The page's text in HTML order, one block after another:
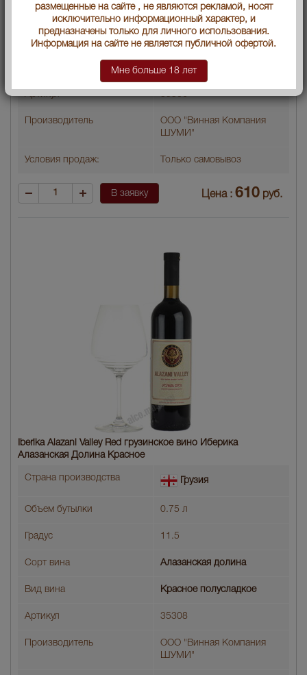
Сорт вина Напареули
Год производства 2016
Красное сухое
Артикул 35306
Производитель
ООО "Винная Компания
ШУМИ"
Условия продаж: Только самовывоз
В заявку Цена : 610 руб.
Iberika Alazani Valley Red грузинское вино Иберика
Алазанская Долина Красное
Страна производства Грузия
Объем бутылки 0.75 л
Градус 11.5
Сорт вина Алазанская долина
Вид вина Красное полусладкое
Артикул 35308
Производитель
ООО "Винная Компания
ШУМИ"
размещенные на сайте , не являются рекламой, носят
исключительно информационный характер, и
предназначены только для личного использования.
Информация на сайте не является публичной офертой.
Мне больше 18 лет